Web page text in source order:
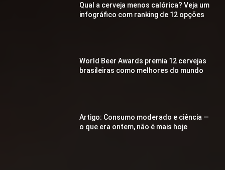
Qual a cerveja menos calórica? Veja um
infográfico com ranking de 12 opções
World Beer Awards premia 12 cervejas
brasileiras como melhores do mundo
Artigo: Consumo moderado e ciência —
o que era ontem, não é mais hoje